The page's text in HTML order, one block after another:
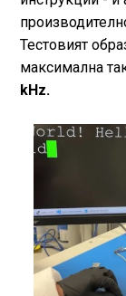
Тестовият
максимална
kHz.